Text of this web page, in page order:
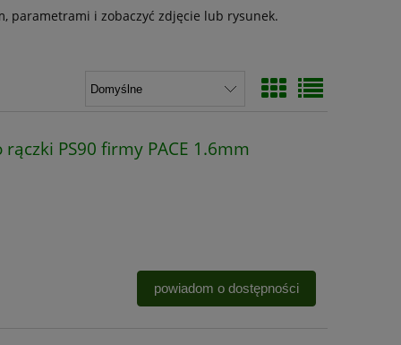
parametrami i zobaczyć zdjęcie lub rysunek.
PS90 firmy PACE 1.6mm
powiadom o dostępności